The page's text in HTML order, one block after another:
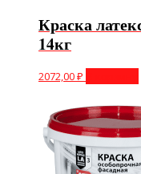
Краска
14кг
2072,00₽